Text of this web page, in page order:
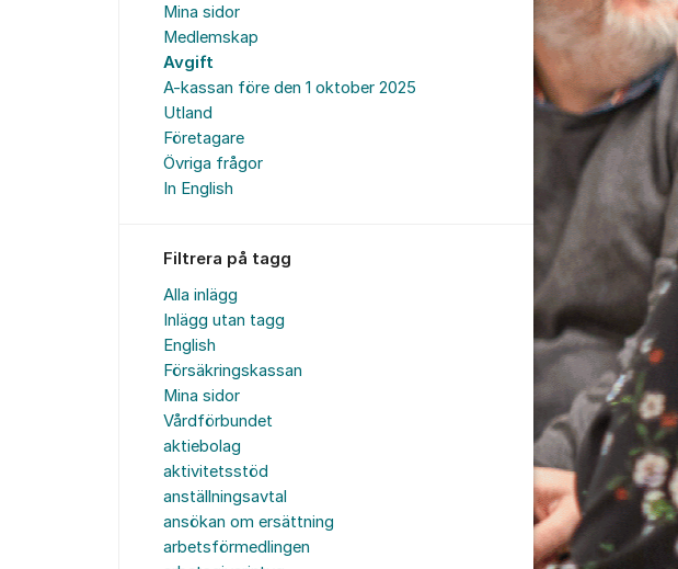
Mina sidor
Medlemskap
Avgift
A-kassan före den 1 oktober 2025
Utland
Företagare
Övriga frågor
In English
Filtrera på tagg
Alla inlägg
Inlägg utan tagg
English
Försäkringskassan
Mina sidor
Vårdförbundet
aktiebolag
aktivitetsstöd
anställningsavtal
ansökan om ersättning
arbetsförmedlingen